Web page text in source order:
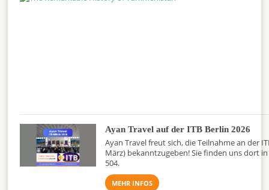
Ayan Travel auf der ITB Berlin 2026
Ayan Travel freut sich, die Teilnahme an der
März) bekanntzugeben! Sie finden uns dort in
504.
MEHR INFOS